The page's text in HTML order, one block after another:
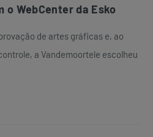
WebCenter da Esko
de artes gráficas e, ao
a Vandemoortele escolheu